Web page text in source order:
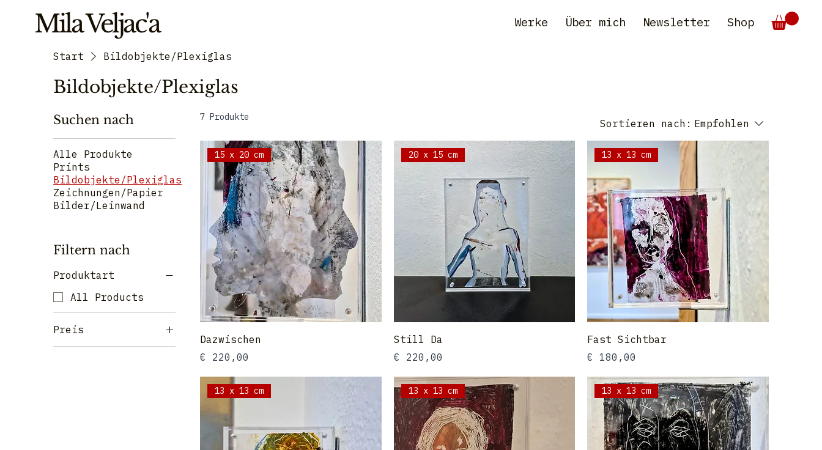
Mila Veljac'a Werke Über mich Newsletter Shop
Start Bildobjekte/Plexiglas
Bildobjekte/Plexiglas
Suchen nach
Alle Produkte
Prints
Bildobjekte/Plexiglas
Zeichnungen/Papier
Bilder/Leinwand
Filtern nach
Produktart
All Products
Preis
7 Produkte
Sortieren nach: Empfohlen
15 x 20 cm
Dazwischen
Preis
€ 220,00
20 x 15 cm
Still Da
Preis
€ 220,00
13 x 13 cm
Fast Sichtbar
Preis
€ 180,00
13 x 13 cm 13 x 13 cm 13 x 13 cm